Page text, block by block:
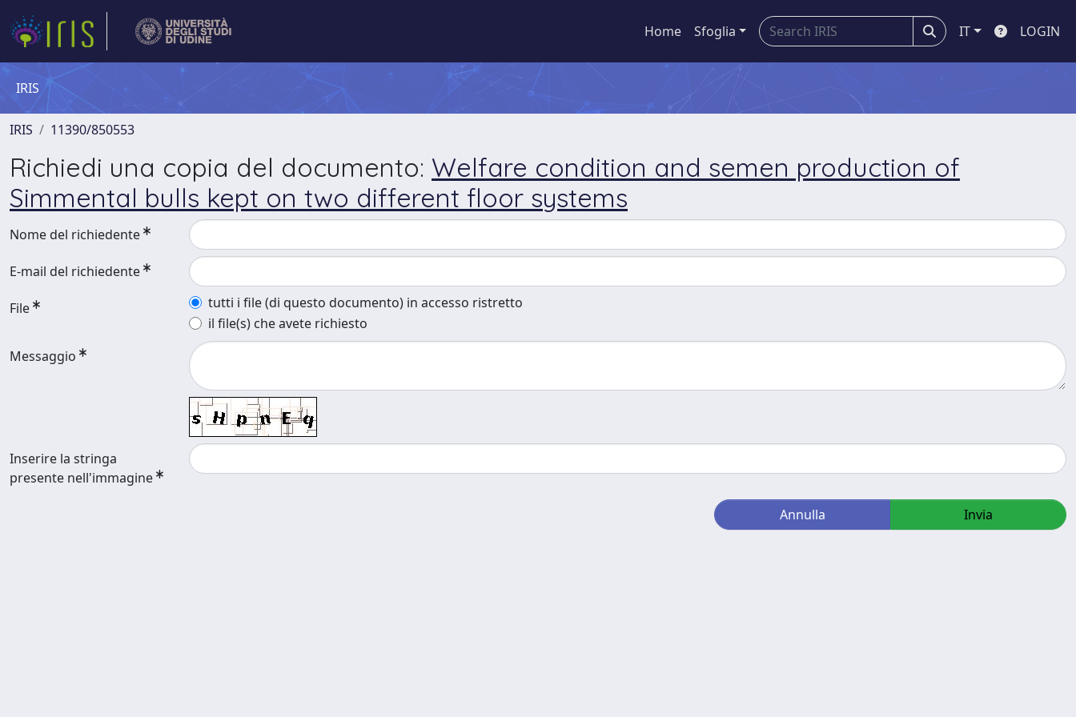
Home Sfoglia IT LOGIN
IRIS
IRIS 11390/850553
Richiedi una copia del documento: Welfare condition and semen production of
Simmental bulls kept on two different floor systems
Nome del richiedente
E-mail del richiedente
File
tutti i file (di questo documento) in accesso ristretto
il file(s) che avete richiesto
Messaggio
Inserire la stringa
presente nell'immagine
Annulla Invia